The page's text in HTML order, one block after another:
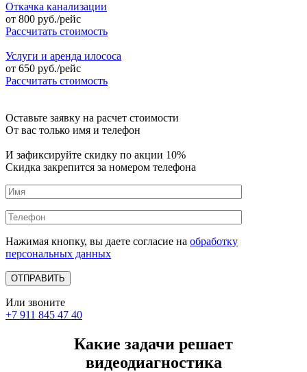
Откачка канализации
от 800 руб./рейс
Рассчитать стоимость
Услуги и аренда илососа
от 650 руб./рейс
Рассчитать стоимость
Оставьте заявку на расчет стоимости
От вас только имя и телефон
И зафиксируйте скидку по акции 10%
Скидка закрепится за номером телефона
Нажимая кнопку, вы даете согласие на обработку
персональных данных
Или звоните
+7 911 845 47 40
Какие задачи решает
видеодиагностика